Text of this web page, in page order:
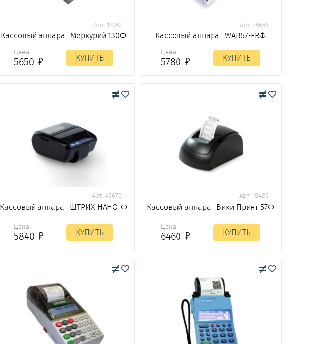
Арт. 18352
Кассовый аппарат Меркурий 130Ф
Цена
5650 КУПИТЬ
Арт. 75656
Кассовый аппарат WAB57-FRФ
Цена
5780 КУПИТЬ
Арт. 49670
Кассовый аппарат ШТРИХ-НАНО-Ф
Цена
5840 КУПИТЬ
Арт. 18486
Кассовый аппарат Вики Принт 57Ф
Цена
6460 КУПИТЬ